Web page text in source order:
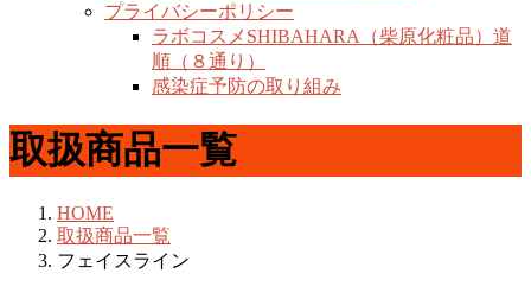
プライバシーポリシー
ラボコスメSHIBAHARA（柴原化粧品）道
順（８通り）
感染症予防の取り組み
取扱商品一覧
HOME
取扱商品一覧
フェイスライン